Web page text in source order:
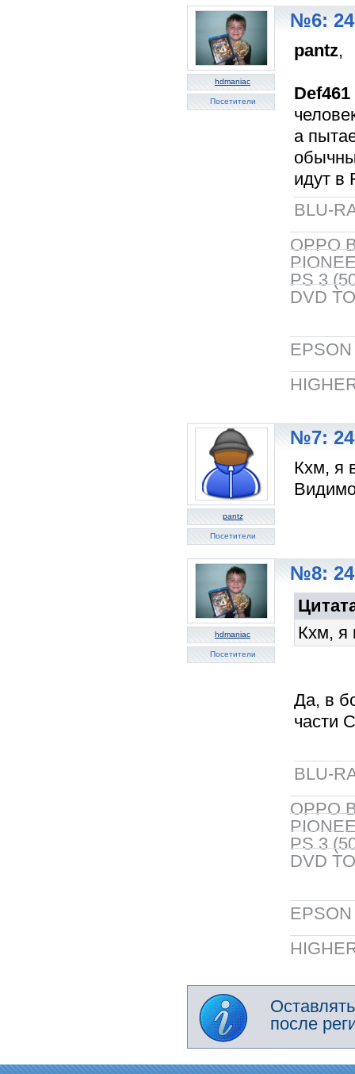
hdmaniac
Посетители
№6: 24
pantz,
Def461
а
идут в
BLU-
OPPO
PS 3
DVD
pantz
Посетители
№7: 24
Кхм, я
hdmaniac
Посетители
№8: 24
Кхм, я
Да, в
части
BLU-
OPPO
PS 3
DVD
после